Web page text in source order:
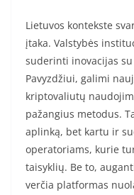
Lietuvos kontekste
įtaka. Valstybės
suderinti inovacijas
Pavyzdžiui, galimi
kriptovaliutų
pažangius metodus.
aplinką, bet kartu ir
operatoriams, kurie
taisyklių. Be to,
verčia platformas